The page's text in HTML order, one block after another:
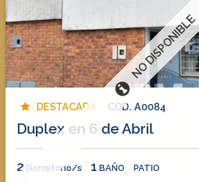
NO DISPONIBLE
DESTACADA COD. A0084
Duplex en 6 de Abril
2 Dormitorio/s 1 BAÑO PATIO